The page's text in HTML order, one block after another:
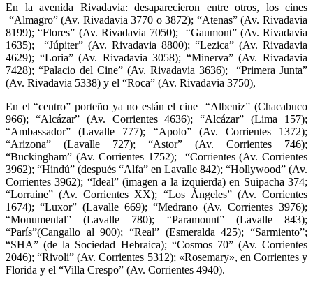
En la avenida Rivadavia: desaparecieron entre otros, los cines
“Almagro” (Av. Rivadavia 3770 o 3872); “Atenas” (Av. Rivadavia
8199); “Flores” (Av. Rivadavia 7050); “Gaumont” (Av. Rivadavia
1635); “Júpiter” (Av. Rivadavia 8800); “Lezica” (Av. Rivadavia
4629); “Loria” (Av. Rivadavia 3058); “Minerva” (Av. Rivadavia
7428); “Palacio del Cine” (Av. Rivadavia 3636); “Primera Junta”
(Av. Rivadavia 5338) y el “Roca” (Av. Rivadavia 3750),
En el “centro” porteño ya no están el cine “Albeniz” (Chacabuco
966); “Alcázar” (Av. Corrientes 4636); “Alcázar” (Lima 157);
“Ambassador” (Lavalle 777); “Apolo” (Av. Corrientes 1372);
“Arizona” (Lavalle 727); “Astor” (Av. Corrientes 746);
“Buckingham” (Av. Corrientes 1752); “Corrientes (Av. Corrientes
3962); “Hindú” (después “Alfa” en Lavalle 842); “Hollywood” (Av.
Corrientes 3962); “Ideal” (imagen a la izquierda) en Suipacha 374;
“Lorraine” (Av. Corrientes XX); “Los Ángeles” (Av. Corrientes
1674); “Luxor” (Lavalle 669); “Medrano (Av. Corrientes 3976);
“Monumental” (Lavalle 780); “Paramount” (Lavalle 843);
“París”(Cangallo al 900); “Real” (Esmeralda 425); “Sarmiento”;
“SHA” (de la Sociedad Hebraica); “Cosmos 70” (Av. Corrientes
2046); “Rivoli” (Av. Corrientes 5312); «Rosemary», en Corrientes y
Florida y el “Villa Crespo” (Av. Corrientes 4940).